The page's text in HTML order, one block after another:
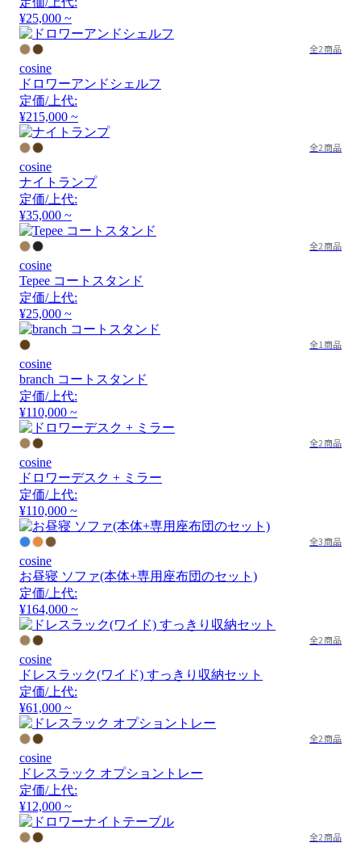
¥25,000 ~
全2商品
cosine
ドロワーアンドシェルフ
定価/上代:
¥215,000 ~
全2商品
cosine
ナイトランプ
定価/上代:
¥35,000 ~
全2商品
cosine
Tepee コートスタンド
定価/上代:
¥25,000 ~
全1商品
cosine
branch コートスタンド
定価/上代:
¥110,000 ~
全2商品
cosine
ドロワーデスク + ミラー
定価/上代:
¥110,000 ~
全3商品
cosine
お昼寝 ソファ(本体+専用座布団のセット)
定価/上代:
¥164,000 ~
全2商品
cosine
ドレスラック(ワイド) すっきり収納セット
定価/上代:
¥61,000 ~
全2商品
cosine
ドレスラック オプショントレー
定価/上代:
¥12,000 ~
全2商品